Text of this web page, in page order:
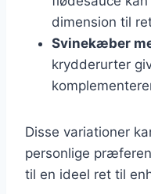
dimension til
Svinekæber
krydderurter
Disse variationer
personlige
til en ideel ret til